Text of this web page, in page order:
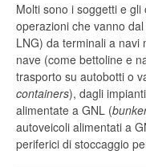
Molti sono i soggetti e
operazioni che vanno dal
LNG) da terminali a
nave (come bettoline e
trasporto su autobotti o
containers), dagli
alimentate a GNL (
autoveicoli alimentati a
periferici di stoccaggio